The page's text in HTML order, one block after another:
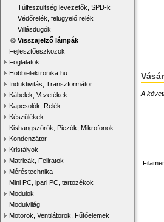
Túlfeszültség levezetők, SPD-k
Védőrelék, felügyelő relék
Villásdugók
Visszajelző lámpák
Fejlesztőeszközök
Foglalatok
Hobbielektronika.hu
Induktivitás, Transzformátor
Kábelek, Vezetékek
Kapcsolók, Relék
Készülékek
Kishangszórók, Piezók, Mikrofonok
Kondenzátor
Kristályok
Matricák, Feliratok
Méréstechnika
Mini PC, ipari PC, tartozékok
Modulok
Modulvilág
Motorok, Ventilátorok, Fűtőelemek
A